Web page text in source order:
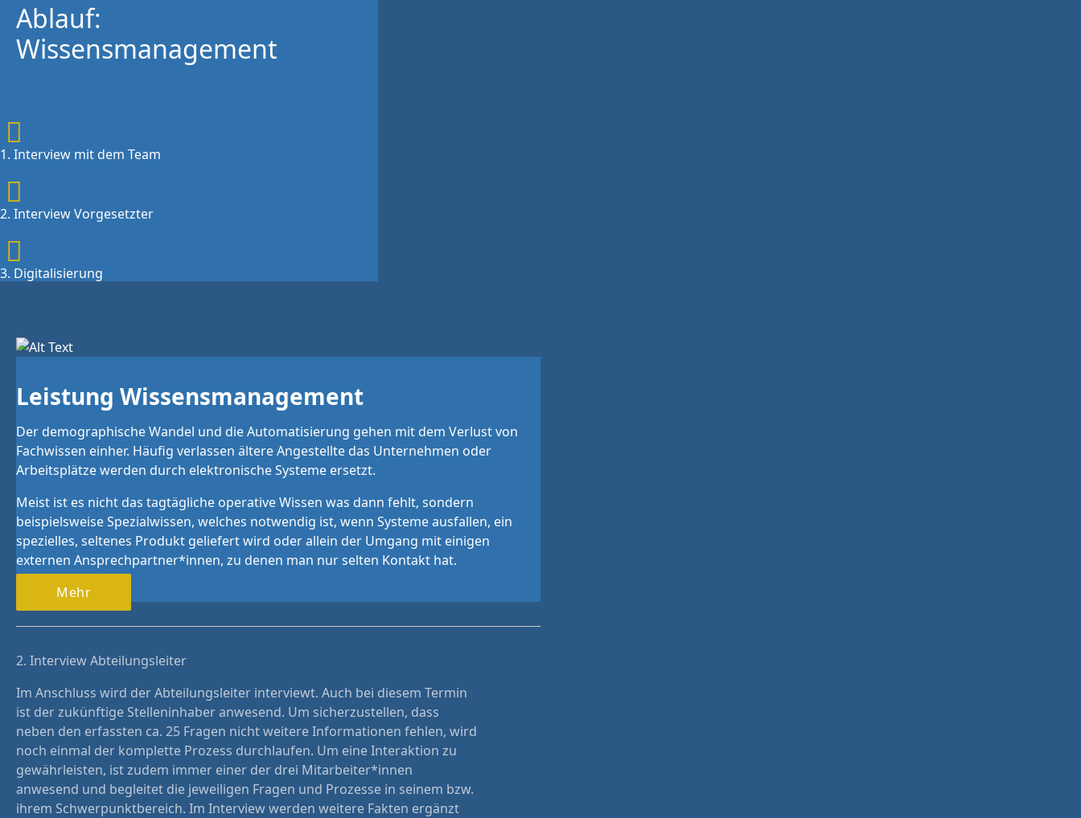
Ablauf:
Wissensmanagement
1. Interview mit dem Team
2. Interview Vorgesetzter
3. Digitalisierung
Leistung Wissensmanagement
Der demographische Wandel und die Automatisierung gehen mit dem Verlust von
Fachwissen einher. Häufig verlassen ältere Angestellte das Unternehmen oder
Arbeitsplätze werden durch elektronische Systeme ersetzt.
Meist ist es nicht das tagtägliche operative Wissen was dann fehlt, sondern
beispielsweise Spezialwissen, welches notwendig ist, wenn Systeme ausfallen, ein
spezielles, seltenes Produkt geliefert wird oder allein der Umgang mit einigen
externen Ansprechpartner*innen, zu denen man nur selten Kontakt hat.
Mehr
2. Interview Abteilungsleiter
Im Anschluss wird der Abteilungsleiter interviewt. Auch bei diesem Termin
ist der zukünftige Stelleninhaber anwesend. Um sicherzustellen, dass
neben den erfassten ca. 25 Fragen nicht weitere Informationen fehlen, wird
noch einmal der komplette Prozess durchlaufen. Um eine Interaktion zu
gewährleisten, ist zudem immer einer der drei Mitarbeiter*innen
anwesend und begleitet die jeweiligen Fragen und Prozesse in seinem bzw.
ihrem Schwerpunktbereich. Im Interview werden weitere Fakten ergänzt